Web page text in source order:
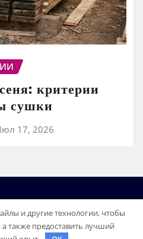
критерии
сушки
17, 2026
и другие технологии, чтобы
также предоставить лучший